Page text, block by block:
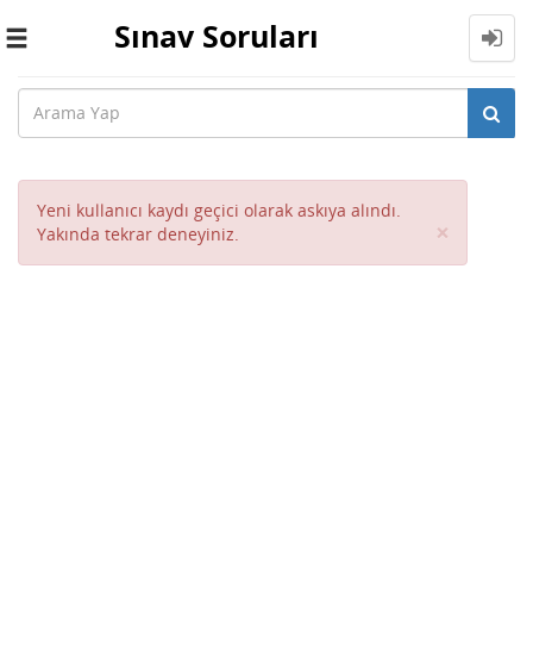
Toggle
Sınav Soruları
Yeni kullanıcı kaydı geçici olarak askıya alındı.
Yakında tekrar deneyiniz.
×